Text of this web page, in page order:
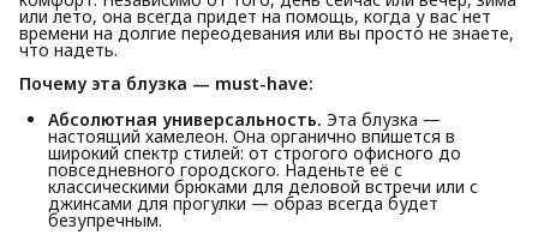
или лето, она всегда придет на помощь, когда у вас нет
времени на долгие переодевания или вы просто не знаете,
что надеть.
Почему эта блузка — must-have:
Абсолютная универсальность. Эта блузка —
настоящий хамелеон. Она органично впишется в
широкий спектр стилей: от строгого офисного до
повседневного городского. Наденьте её с
классическими брюками для деловой встречи или с
джинсами для прогулки — образ всегда будет
безупречным.